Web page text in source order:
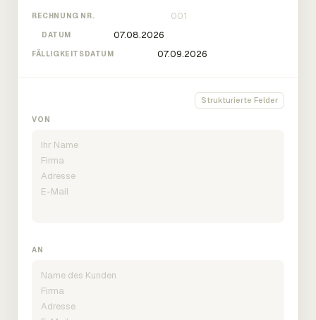
RECHNUNG NR.
DATUM
FÄLLIGKEITSDATUM
Strukturierte Felder
VON
AN